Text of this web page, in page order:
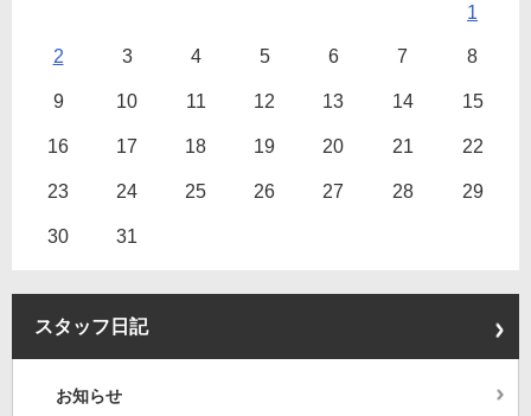
1
2 3 4 5 6 7 8
9 10 11 12 13 14 15
16 17 18 19 20 21 22
23 24 25 26 27 28 29
30 31
スタッフ日記
お知らせ